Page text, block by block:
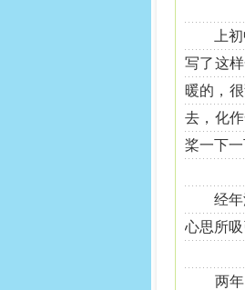
上初中
写了这
暖的，
去，化
桨一下
经年流
心思所
两年后